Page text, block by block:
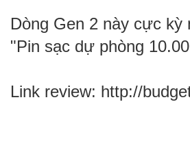
Dòng Gen 2 này cực kỳ
"Pin sạc dự phòng
Link review: http://